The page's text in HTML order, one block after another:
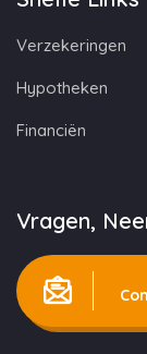
Verzekeringen
Hypotheken
Financiën
Vragen,